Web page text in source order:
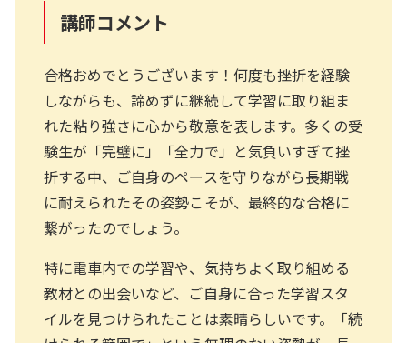
講師コメント
合格おめでとうございます！何度も挫折を経験
しながらも、諦めずに継続して学習に取り組ま
れた粘り強さに心から敬意を表します。多くの受
験生が「完璧に」「全力で」と気負いすぎて挫
折する中、ご自身のペースを守りながら長期戦
に耐えられたその姿勢こそが、最終的な合格に
繋がったのでしょう。
特に電車内での学習や、気持ちよく取り組める
教材との出会いなど、ご自身に合った学習スタ
イルを見つけられたことは素晴らしいです。「続